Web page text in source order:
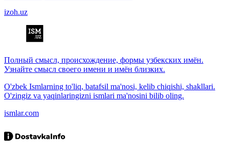
izoh.uz
Полный смысл, происхождение, формы узбекских имён.
Узнайте смысл своего имени и имён близких.
O'zbek Ismlarning to'liq, batafsil ma'nosi, kelib chiqishi, shakllari.
O'zingiz va yaqinlaringizni ismlari ma'nosini bilib oling.
ismlar.com